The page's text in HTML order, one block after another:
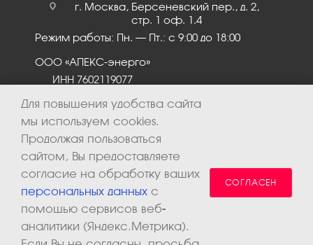
г. Москва, Берсеневский пер., д. 2,
стр. 1 оф. 1.4
Режим работы: Пн. – Пт.: с 9:00 до 18:00
ООО «АПЕКС-энерго»
ИНН 7602119077
2026 © ООО «Апекс-энерго». Все права защищены.
Для повышения удобства сайта
мы используем cookies.
Продолжая пользоваться
сайтом, Вы предоставляете
согласие на обработку ваших
персональных данных с
помощью сервисов веб-
аналитики (Яндекс.Метрика).
СОГЛАСЕН